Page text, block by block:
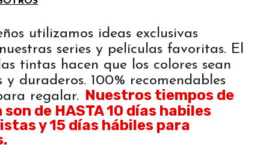
utilizamos ideas exclusivas
series y películas favoritas. El
tintas hacen que los colores sean
y duraderos. 100% recomendables
regalar. Nuestros tiempos de
de HASTA 10 días habiles
y 15 días hábiles para